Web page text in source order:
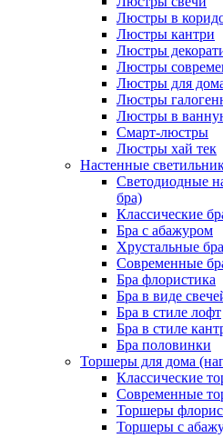
Люстры в
Люстры кантри
Люстры
Люстры
Люстры для
Люстры
Люстры в
Смарт-люстры
Люстры хай тек
Настенные
Светодиодные
бра)
Классические
Бра с абажуром
Хрустальные бра
Современные
Бра флористика
Бра в виде
Бра в стиле лофт
Бра в стиле
Бра половинки
Торшеры для дома
Классические
Современные
Торшеры
Торшеры с